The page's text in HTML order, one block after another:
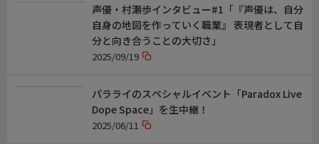
声優・村瀬歩インタビュー#1「『声優は、自分
自身の地図を作っていく職業』 表現者として自
分と向き合うことの大切さ」
2025/09/19
パラライのスペシャルイベント「Paradox Live
Dope Space」を生中継！
2025/06/11